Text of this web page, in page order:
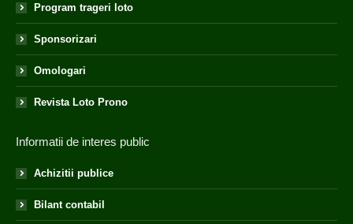
Program trageri loto
Sponsorizari
Omologari
Revista Loto Prono
Informatii de interes public
Achizitii publice
Bilant contabil